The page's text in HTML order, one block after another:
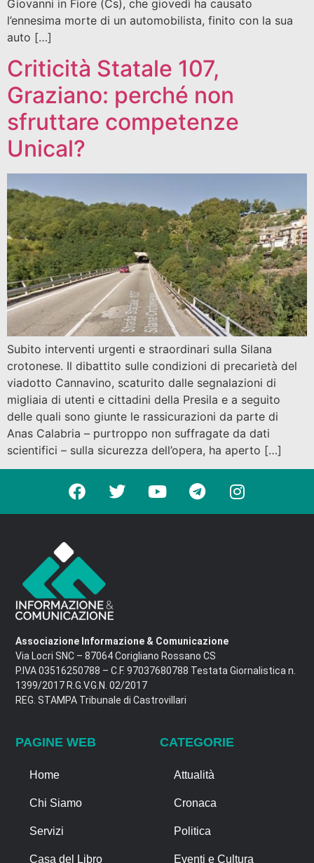
Giovanni in Fiore (Cs), che giovedì ha causato
l’ennesima morte di un automobilista, finito con la sua
auto […]
Criticità Statale 107,
Graziano: perché non
sfruttare competenze
Unical?
Subito interventi urgenti e straordinari sulla Silana
crotonese. Il dibattito sulle condizioni di precarietà del
viadotto Cannavino, scaturito dalle segnalazioni di
migliaia di utenti e cittadini della Presila e a seguito
delle quali sono giunte le rassicurazioni da parte di
Anas Calabria – purtroppo non suffragate da dati
scientifici – sulla sicurezza dell’opera, ha aperto […]
Associazione Informazione & Comunicazione
Via Locri SNC – 87064 Corigliano Rossano CS
P.IVA 03516250788 – C.F. 97037680788 Testata Giornalistica n.
1399/2017 R.G.V.G.N. 02/2017
REG. STAMPA Tribunale di Castrovillari
PAGINE WEB
Home
Chi Siamo
Servizi
Casa del Libro
CATEGORIE
Attualità
Cronaca
Politica
Eventi e Cultura